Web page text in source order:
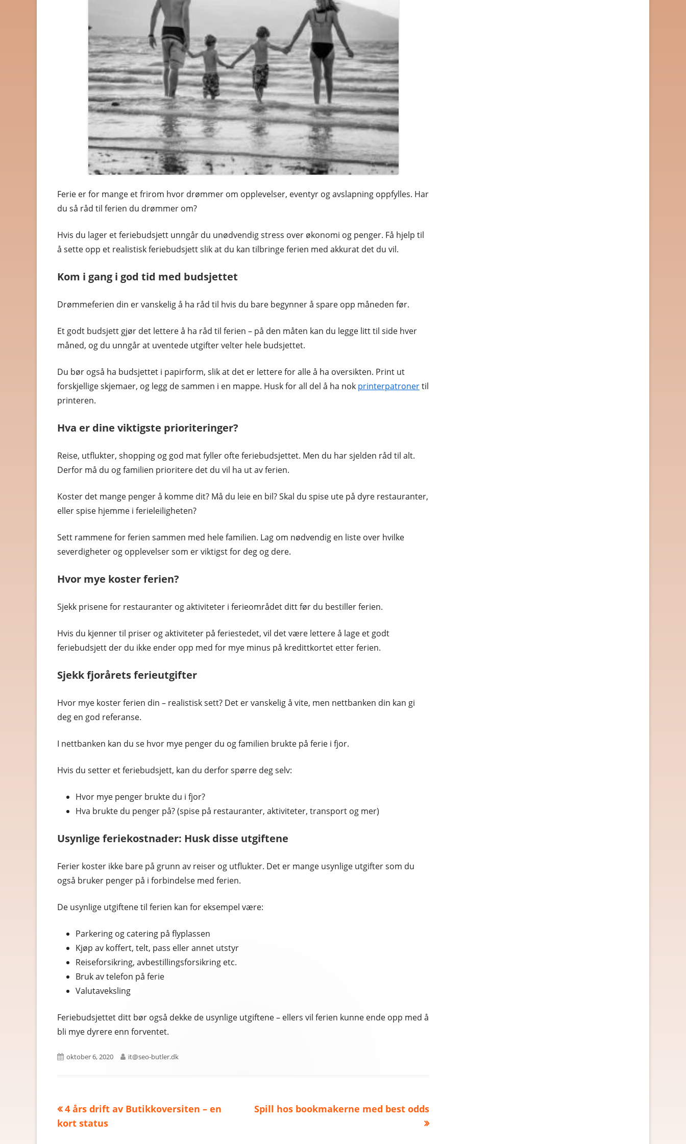
HELSE OG HELSEKOST
HOBBYARTIKLER
HUDPLEIE OG KOSMETIKK
HUS OG HJEM
KLÆR OG MOTE
KONTORREKVISITA
KUNST OG ANTIKVITETER
LEKER
SPORT OG FRILUFTSLIV
UTENLANDSKE
Ferie er for mange et frirom hvor drømmer om opplevelser, eventyr og avslapning oppfylles. Har
du så råd til ferien du drømmer om?
Hvis du lager et feriebudsjett unngår du unødvendig stress over økonomi og penger. Få hjelp til
å sette opp et realistisk feriebudsjett slik at du kan tilbringe ferien med akkurat det du vil.
Kom i gang i god tid med budsjettet
Drømmeferien din er vanskelig å ha råd til hvis du bare begynner å spare opp måneden før.
Et godt budsjett gjør det lettere å ha råd til ferien – på den måten kan du legge litt til side hver
måned, og du unngår at uventede utgifter velter hele budsjettet.
Du bør også ha budsjettet i papirform, slik at det er lettere for alle å ha oversikten. Print ut
forskjellige skjemaer, og legg de sammen i en mappe. Husk for all del å ha nok printerpatronertil
printeren.
Hva er dine viktigste prioriteringer?
Reise, utflukter, shopping og god mat fyller ofte feriebudsjettet. Men du har sjelden råd til alt.
Derfor må du og familien prioritere det du vil ha ut av ferien.
Koster det mange penger å komme dit? Må du leie en bil? Skal du spise ute på dyre restauranter,
eller spise hjemme i ferieleiligheten?
Sett rammene for ferien sammen med hele familien. Lag om nødvendig en liste over hvilke
severdigheter og opplevelser som er viktigst for deg og dere.
Hvor mye koster ferien?
Sjekk prisene for restauranter og aktiviteter i ferieområdet ditt før du bestiller ferien.
Hvis du kjenner til priser og aktiviteter på feriestedet, vil det være lettere å lage et godt
feriebudsjett der du ikke ender opp med for mye minus på kredittkortet etter ferien.
Sjekk fjorårets ferieutgifter
Hvor mye koster ferien din – realistisk sett? Det er vanskelig å vite, men nettbanken din kan gi
deg en god referanse.
I nettbanken kan du se hvor mye penger du og familien brukte på ferie i fjor.
Hvis du setter et feriebudsjett, kan du derfor spørre deg selv:
Hvor mye penger brukte du i fjor?
Hva brukte du penger på? (spise på restauranter, aktiviteter, transport og mer)
Usynlige feriekostnader: Husk disse utgiftene
Ferier koster ikke bare på grunn av reiser og utflukter. Det er mange usynlige utgifter som du
også bruker penger på i forbindelse med ferien.
De usynlige utgiftene til ferien kan for eksempel være:
Parkering og catering på flyplassen
Kjøp av koffert, telt, pass eller annet utstyr
Reiseforsikring, avbestillingsforsikring etc.
Bruk av telefon på ferie
Valutaveksling
Feriebudsjettet ditt bør også dekke de usynlige utgiftene – ellers vil ferien kunne ende opp med å
bli mye dyrere enn forventet.
Published
oktober 6, 2020 Author
it@seo-butler.dk
Innleggsnavigasjon
Previous
article:
4 års drift av Butikkoversiten – en
kort status
Next
Spill hos bookmakerne med best odds